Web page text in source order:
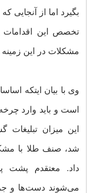
بگیرد اما از آنجایی
تخصص این اقدامات
مشکلات در این
وی با بیان ایتکه
است و باید وارد
این میزان تبلیغات
شد، صنف طلا با
داد. معتقدم پشت
می‌شوند دست‌ها و